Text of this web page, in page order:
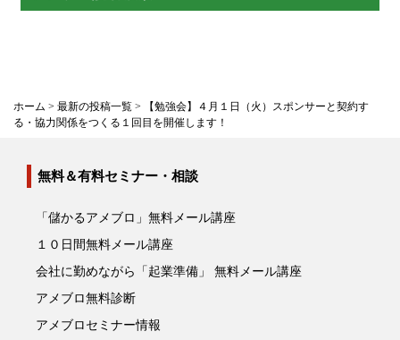
ホーム > 最新の投稿一覧 >
【勉強会】４月１日（火）スポンサーと契約す
る・協力関係をつくる１回目を開催します！
無料＆有料セミナー・相談
「儲かるアメブロ」無料メール講座
１０日間無料メール講座
会社に勤めながら「起業準備」 無料メール講座
アメブロ無料診断
アメブロセミナー情報